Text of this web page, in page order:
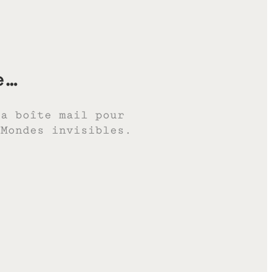
boîte mail pour
invisibles.